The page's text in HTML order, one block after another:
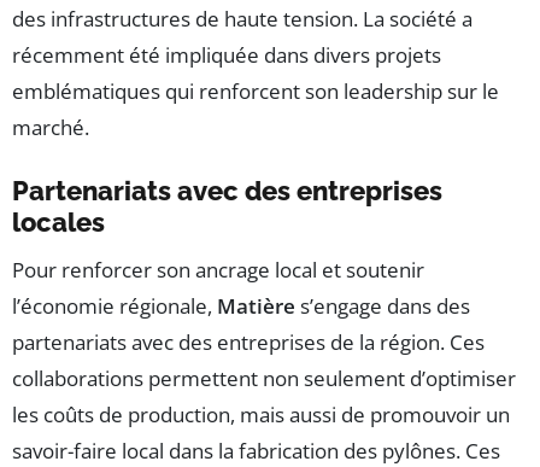
des infrastructures de haute tension. La société a
récemment été impliquée dans divers projets
emblématiques qui renforcent son leadership sur le
marché.
Partenariats avec des entreprises
locales
Pour renforcer son ancrage local et soutenir
l’économie régionale, Matière s’engage dans des
partenariats avec des entreprises de la région. Ces
collaborations permettent non seulement d’optimiser
les coûts de production, mais aussi de promouvoir un
savoir-faire local dans la fabrication des pylônes. Ces